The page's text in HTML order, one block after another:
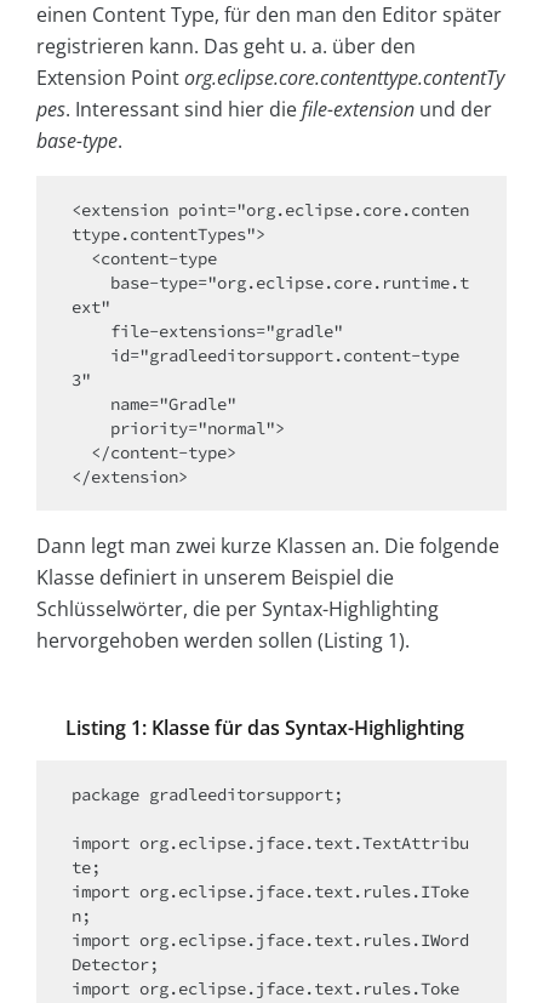
einen Content Type, für den man den Editor später
registrieren kann. Das geht u. a. über den
Extension Pointorg.eclipse.core.contenttype.contentTy
pes. Interessant sind hier diefile-extension und der
base-type.
<extension point="org.eclipse.core.conten
ttype.contentTypes">
ext"
3"
</extension>
Dann legt man zwei kurze Klassen an. Die folgende
Klasse definiert in unserem Beispiel die
Schlüsselwörter, die per Syntax-Highlighting
hervorgehoben werden sollen (Listing 1).
Listing 1: Klasse für das Syntax-Highlighting
package gradleeditorsupport;
import org.eclipse.jface.text.TextAttribu
te;
import org.eclipse.jface.text.rules.IToke
n;
import org.eclipse.jface.text.rules.IWord
Detector;
import org.eclipse.jface.text.rules.Toke